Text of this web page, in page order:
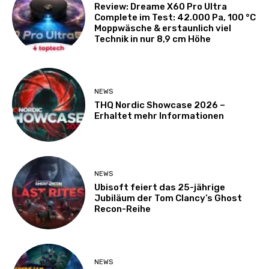
Review: Dreame X60 Pro Ultra
Complete im Test: 42.000 Pa, 100 °C
Moppwäsche & erstaunlich viel
Technik in nur 8,9 cm Höhe
NEWS
THQ Nordic Showcase 2026 –
Erhaltet mehr Informationen
NEWS
Ubisoft feiert das 25-jährige
Jubiläum der Tom Clancy’s Ghost
Recon-Reihe
NEWS